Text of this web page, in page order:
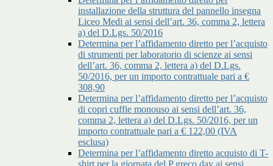
installazione della struttura del pannello insegna
Liceo Medi ai sensi dell’art. 36, comma 2, lettera
a) del D.Lgs. 50/2016
Determina per l’affidamento diretto per l’acquisto
di strumenti per laboratorio di scienze ai sensi
dell’art. 36, comma 2, lettera a) del D.Lgs.
50/2016, per un importo contrattuale pari a €
308,90
Determina per l’affidamento diretto per l’acquisto
di copri cuffie monouso ai sensi dell’art. 36,
comma 2, lettera a) del D.Lgs. 50/2016, per un
importo contrattuale pari a € 122,00 (IVA
esclusa)
Determina per l’affidamento diretto acquisto di T-